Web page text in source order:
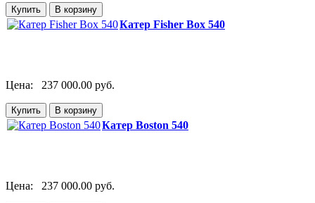
Катер Fisher Box 540
Цена: 237 000.00 руб.
Катер Boston 540
Цена: 237 000.00 руб.